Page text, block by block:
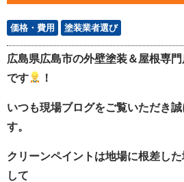
価格・費用 塗装業者選び
広島県広島市の外壁塗装＆屋根専
です
！
いつも現場ブログをご覧いただき
す。
クリーンペイントは地場に根差し
して